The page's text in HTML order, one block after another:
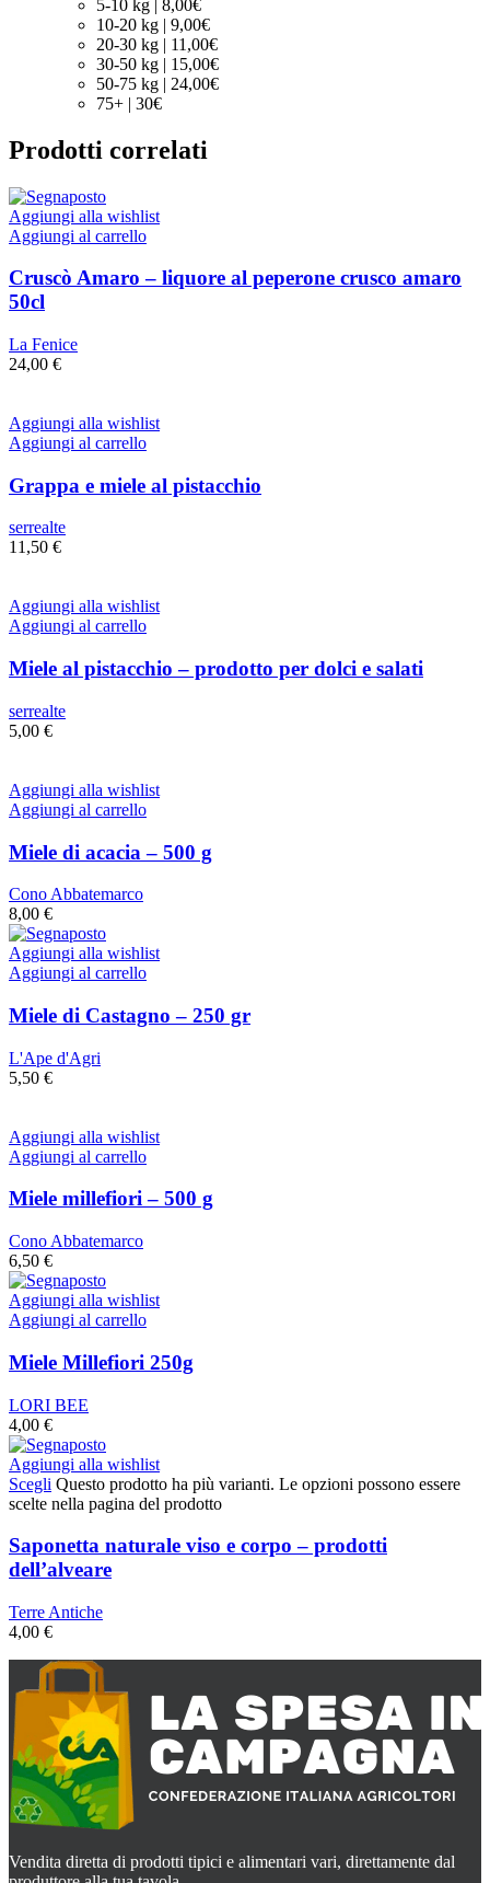
5-10 kg | 8,00€
10-20 kg | 9,00€
20-30 kg | 11,00€
30-50 kg | 15,00€
50-75 kg | 24,00€
75+ | 30€
Prodotti correlati
Aggiungi alla wishlist
Aggiungi al carrello
Cruscò Amaro – liquore al peperone crusco amaro
50cl
La Fenice
24,00 €
Aggiungi alla wishlist
Aggiungi al carrello
Grappa e miele al pistacchio
serrealte
11,50 €
Aggiungi alla wishlist
Aggiungi al carrello
Miele al pistacchio – prodotto per dolci e salati
serrealte
5,00 €
Aggiungi alla wishlist
Aggiungi al carrello
Miele di acacia – 500 g
Cono Abbatemarco
8,00 €
Aggiungi alla wishlist
Aggiungi al carrello
Miele di Castagno – 250 gr
L'Ape d'Agri
5,50 €
Aggiungi alla wishlist
Aggiungi al carrello
Miele millefiori – 500 g
Cono Abbatemarco
6,50 €
Aggiungi alla wishlist
Aggiungi al carrello
Miele Millefiori 250g
LORI BEE
4,00 €
Aggiungi alla wishlist
Scegli Questo prodotto ha più varianti. Le opzioni possono essere
scelte nella pagina del prodotto
Saponetta naturale viso e corpo – prodotti
dell’alveare
Terre Antiche
4,00 €
Vendita diretta di prodotti tipici e alimentari vari, direttamente dal